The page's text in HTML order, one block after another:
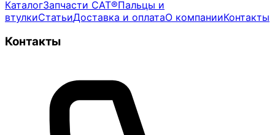
КаталогЗапчасти CAT®Пальцы и
втулкиСтатьиДоставка и оплатаО компанииКонтакты
Контакты